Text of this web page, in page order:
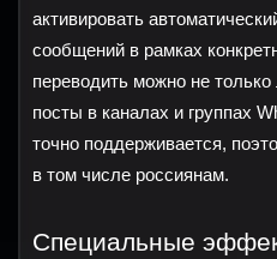
активировать
сообщений в рамках
переводить можно не
посты в каналах и группах
точно поддерживается,
в том числе россиянам.
Специальные